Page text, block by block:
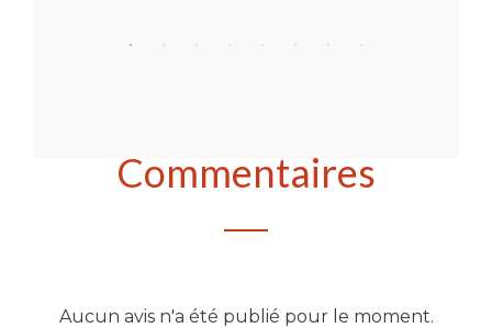
Commentaires
Aucun avis n'a été publié pour le moment.